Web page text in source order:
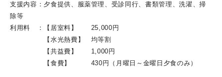
支援内容：夕食提供、服薬管理、受診同行、書類管理、洗濯、掃
除等
利用料 ：【居室料】 25,000円
【水光熱費】 均等割
【共益費】 1,000円
【食費】 430円（月曜日～金曜日夕食のみ）